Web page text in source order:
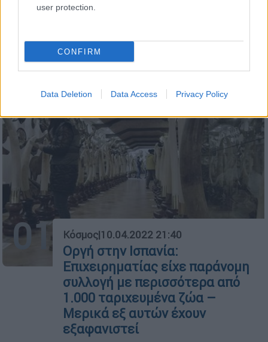
user protection.
CONFIRM
Data Deletion Data Access Privacy Policy
ΔΗΜΟΦΙΛΗ ΣΤΟ TAG
01 Κόσμος|10.04.2022 21:40
Οργή στην Ισπανία:
Επιχειρηματίας είχε παράνομη
συλλογή με περισσότερα από
1.000 ταριχευμένα ζώα –
Μερικά εξ αυτών έχουν
εξαφανιστεί